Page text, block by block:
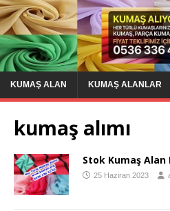
KUMAŞ ALAN KUMAŞ ALANLAR
kumaş alımı
Stok Kumaş Alan
25 Haziran 2023